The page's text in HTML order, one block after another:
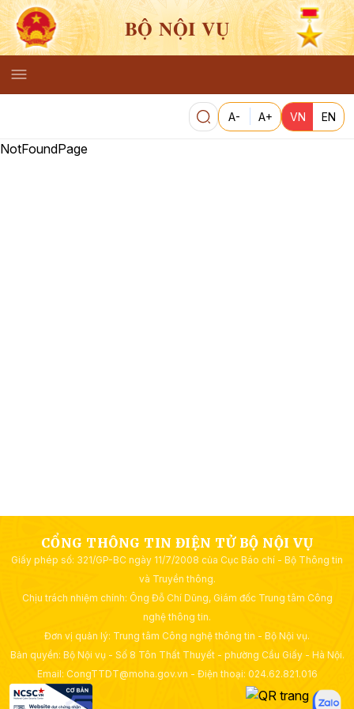
BỘ NỘI VỤ
A- A+ VN EN
NotFoundPage
CỔNG THÔNG TIN ĐIỆN TỬ BỘ NỘI VỤ
Giấy phép số: 321/GP-BC ngày 11/7/2008 của Cục Báo chí - Bộ Thông tin
và Truyền thông.
Chịu trách nhiệm chính: Ông Đỗ Chí Dũng, Giám đốc Trung tâm Công
nghệ thông tin.
Đơn vị quản lý: Trung tâm Công nghệ thông tin - Bộ Nội vụ.
Bản quyền: Bộ Nội vụ - Số 8 Tôn Thất Thuyết - phường Cầu Giấy - Hà Nội.
Email: CongTTDT@moha.gov.vn - Điện thoại: 024.62.821.016